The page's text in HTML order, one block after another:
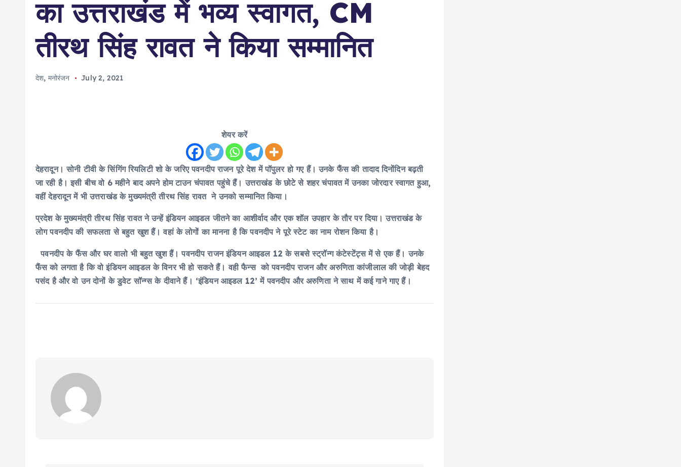
का उत्तराखंड में भव्य स्वागत, CM
तीरथ सिंह रावत ने किया सम्मानित
देश, मनोरंजन July 2, 2021
शेयर करें
देहरादून। सोनी टीवी के सिंगिंग रियलिटी शो के जरिए पवनदीप राजन पूरे देश में पॉपुलर हो गए हैं। उनके फैंस की तादाद दिनोंदिन बढ़ती
जा रही है। इसी बीच वो 6 महीने बाद अपने होम टाउन चंपावत पहुंचे हैं। उत्तराखंड के छोटे से शहर चंपावत में उनका जोरदार स्वागत हुआ,
वहीं देहरादून में भी उत्तराखंड के मुख्यमंत्री तीरथ सिंह रावत ने उनको सम्मानित किया।
प्रदेश के मुख्यमंत्री तीरथ सिंह रावत ने उन्हें इंडियन आइडल जीतने का आशीर्वाद और एक शॉल उपहार के तौर पर दिया। उत्तराखंड के
लोग पवनदीप की सफलता से बहुत खुश हैं। वहां के लोगों का मानना है कि पवनदीप ने पूरे स्टेट का नाम रोशन किया है।
पवनदीप के फैंस और घर वालो भी बहुत खुश हैं। पवनदीप राजन इंडियन आइडल 12 के सबसे स्ट्रॉन्ग कंटेस्टेंट्स में से एक हैं। उनके
फैंस को लगता है कि वो इंडियन आइडल के विनर भी हो सकते हैं। वही फैन्स को पवनदीप राजन और अरुणिता कांजीलाल की जोड़ी बेहद
पसंद है और वो उन दोनों के डुवेट सॉन्ग्स के दीवाने हैं। ‘इंडियन आइडल 12’ में पवनदीप और अरुणिता ने साथ में कई गाने गाए हैं।